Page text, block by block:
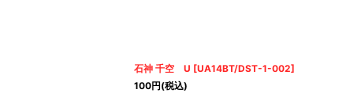
石神 千空 U [UA14BT/DST-1-002]
100円(税込)